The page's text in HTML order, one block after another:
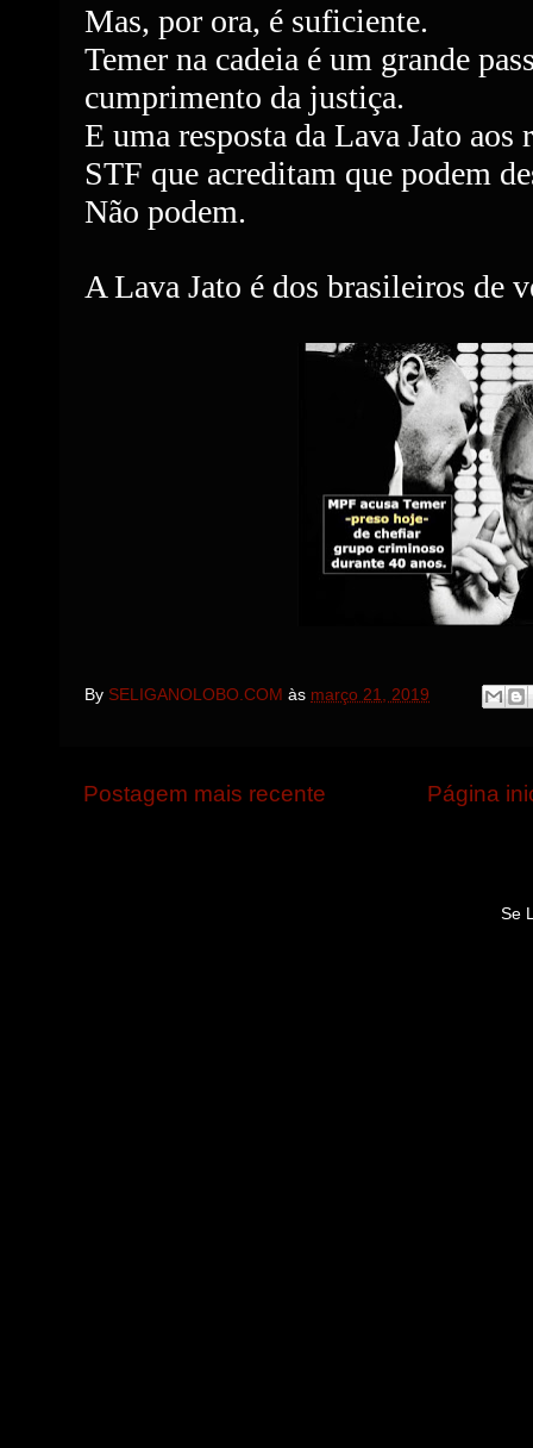
Mas, por ora, é suficiente.
Temer na cadeia é um grande
cumprimento da justiça.
E uma resposta da Lava Jato
STF que acreditam que podem
Não podem.
A Lava Jato é dos brasileiros de
By SELIGANOLOBO.COM às março 21, 2019
Postagem mais recente Página
Se